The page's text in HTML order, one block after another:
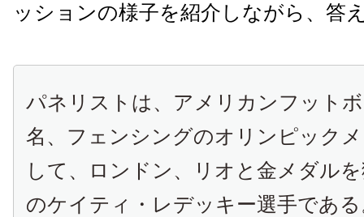
ッションの様子を紹介しながら、答
パネリストは、アメリカンフット
名、フェンシングのオリンピック
して、ロンドン、リオと金メダル
のケイティ・レデッキー選手であ